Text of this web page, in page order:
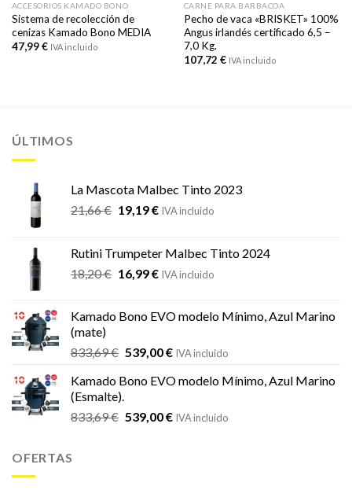
ACCESORIOS KAMADO BONO
Sistema de recolección de
cenizas Kamado Bono MEDIA
47,99€ IVA incluido
CARNE PARA BARBACOA
Pecho de vaca «BRISKET» 100%
Angus irlandés certificado 6,5 –
7,0 Kg.
107,72 € IVA incluido
ÚLTIMOS
La Mascota Malbec Tinto 2023
21,66€ El
era:
21,66 €.
19,19€El
es:
19,19 €.
IVA incluido
Rutini Trumpeter Malbec Tinto 2024
18,20€ El
era:
16,99€El
es:
IVA incluido
Kamado Bono EVO modelo Mínimo, Azul Marino
(mate)
833,69€ El
original
era:
833,69 €.
539,00€El
actual
539,00 €.
IVA incluido
Kamado Bono EVO modelo Mínimo, Azul Marino
(Esmalte).
833,69€ El
539,00€ElIVA incluido
OFERTAS